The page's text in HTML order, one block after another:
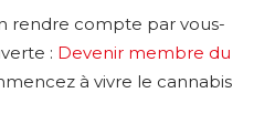
rendre compte par vous-
: Devenir membre du
à vivre le cannabis